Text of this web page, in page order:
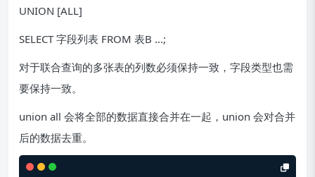
UNION [ALL]
SELECT 字段列表 FROM 表B …;
对于联合查询的多张表的列数必须保持一致，字段类型也需
要保持一致。
union all 会将全部的数据直接合并在一起，union 会对合并
后的数据去重。